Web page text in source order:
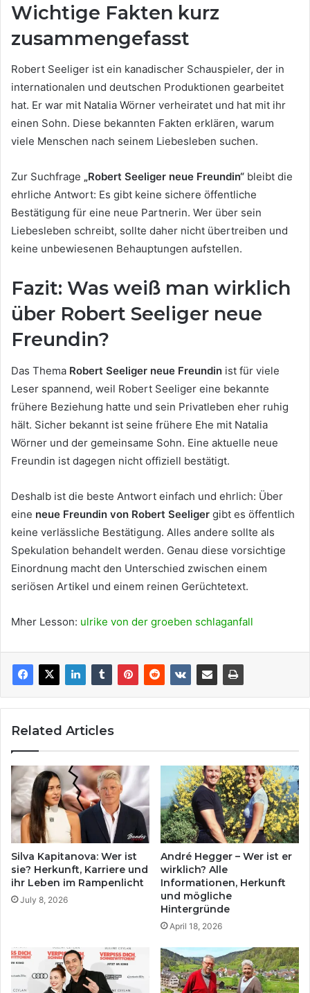
Wichtige Fakten kurz
zusammengefasst
Robert Seeliger ist ein kanadischer Schauspieler, der in
internationalen und deutschen Produktionen gearbeitet
hat. Er war mit Natalia Wörner verheiratet und hat mit ihr
einen Sohn. Diese bekannten Fakten erklären, warum
viele Menschen nach seinem Liebesleben suchen.
Zur Suchfrage „Robert Seeliger neue Freundin“ bleibt die
ehrliche Antwort: Es gibt keine sichere öffentliche
Bestätigung für eine neue Partnerin. Wer über sein
Liebesleben schreibt, sollte daher nicht übertreiben und
keine unbewiesenen Behauptungen aufstellen.
Fazit: Was weiß man wirklich
über Robert Seeliger neue
Freundin?
Das Thema Robert Seeliger neue Freundin ist für viele
Leser spannend, weil Robert Seeliger eine bekannte
frühere Beziehung hatte und sein Privatleben eher ruhig
hält. Sicher bekannt ist seine frühere Ehe mit Natalia
Wörner und der gemeinsame Sohn. Eine aktuelle neue
Freundin ist dagegen nicht offiziell bestätigt.
Deshalb ist die beste Antwort einfach und ehrlich: Über
eine neue Freundin von Robert Seeliger gibt es öffentlich
keine verlässliche Bestätigung. Alles andere sollte als
Spekulation behandelt werden. Genau diese vorsichtige
Einordnung macht den Unterschied zwischen einem
seriösen Artikel und einem reinen Gerüchtetext.
Mher Lesson: ulrike von der groeben schlaganfall
Related Articles
Silva Kapitanova: Wer ist
sie? Herkunft, Karriere und
ihr Leben im Rampenlicht
July 8, 2026
André Hegger – Wer ist er
wirklich? Alle
Informationen, Herkunft
und mögliche
Hintergründe
April 18, 2026